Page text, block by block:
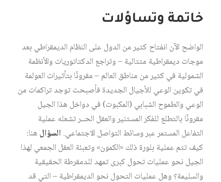
خاتمة وتساؤلات
الواضح الآن انفتاح كثير من الدول على النظام الديمقراطي بعد
موجات ديمقراطية متتالية – وتراجع الدكتاتوريات والأنظمة
الشمولية في كثير من مناطق العالم – مقرونًا بتأثيرات العولمة
في تكوين الوعي للأجيال الجديدة فأصبحت توجد تراكمات من
الوعي والطموح الشبابي (المكبوت) في دواخل هذا الجيل
مقرونًا بالتطلع للفكر المستنير والعقل الحــر تشعله عملية
التفاعل المستمر عبر وسائط التواصل الاجتماعي. السؤال هنا:
كيف تتم عملية بلورة ذلك «الكمون» وتعبئة العقل الجمعي لهذا
الجيل نحو عمليات تحول كبرى تمهد للدمقرطة الحقيقية
والسليمة؟ وهل عمليات التحول نحو الديمقراطية – التي قد